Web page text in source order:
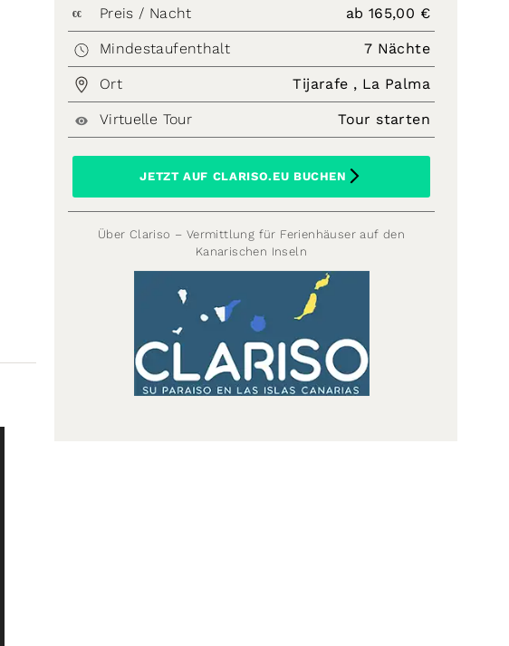
€€ Preis / Nacht ab 165,00 €
Mindestaufenthalt 7 Nächte
Ort Tijarafe , La Palma
Virtuelle Tour Tour starten
JETZT AUF CLARISO.EU BUCHEN
Über Clariso – Vermittlung für Ferienhäuser auf den
Kanarischen Inseln